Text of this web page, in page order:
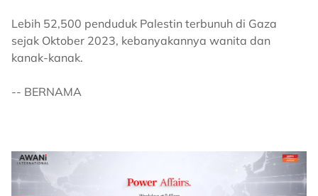
Lebih 52,500 penduduk Palestin terbunuh di Gaza
sejak Oktober 2023, kebanyakannya wanita dan
kanak-kanak.
-- BERNAMA